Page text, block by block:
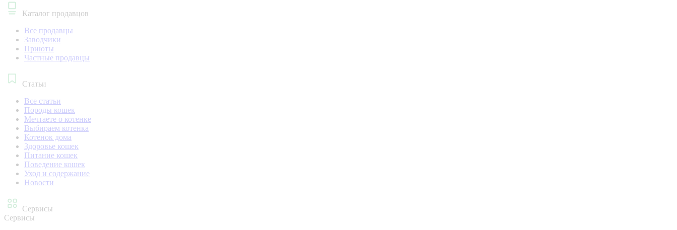
Каталог продавцов
Все продавцы
Заводчики
Приюты
Частные продавцы
Статьи
Все статьи
Породы кошек
Мечтаете о котенке
Выбираем котенка
Котенок дома
Здоровье кошек
Питание кошек
Поведение кошек
Уход и содержание
Новости
Сервисы
Сервисы